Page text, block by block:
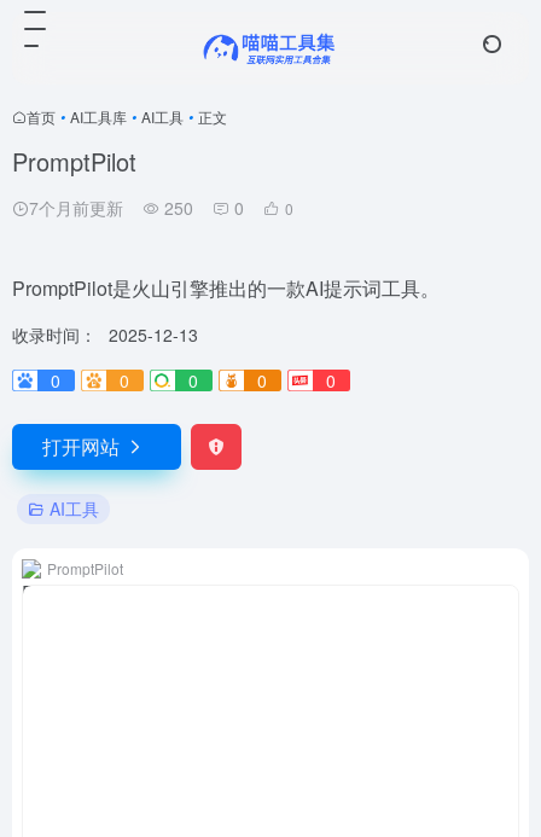
首页 • AI工具库 • AI工具 • 正文
PromptPilot
7个月前更新 250 0 0
PromptPilot是火山引擎推出的一款AI提示词工具。
收录时间：
2025-12-13
0
0 0 0 0
打开网站
AI工具
PromptPilot